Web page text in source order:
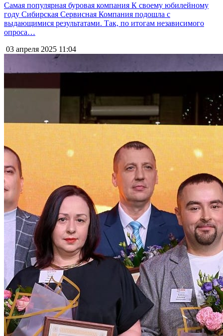
Самая популярная буровая компания К своему юбилейному
году Сибирская Сервисная Компания подошла с
выдающимися результатами. Так, по итогам независимого
опроса…
03 апреля 2025 11:04